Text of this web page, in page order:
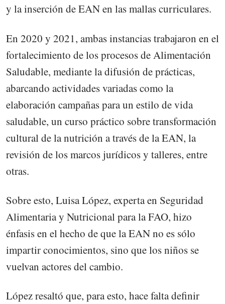
y la inserción de EAN en las mallas curriculares.
En 2020 y 2021, ambas instancias trabajaron en el
fortalecimiento de los procesos de Alimentación
Saludable, mediante la difusión de prácticas,
abarcando actividades variadas como la
elaboración campañas para un estilo de vida
saludable, un curso práctico sobre transformación
cultural de la nutrición a través de la EAN, la
revisión de los marcos jurídicos y talleres, entre
otras.
Sobre esto, Luisa López, experta en Seguridad
Alimentaria y Nutricional para la FAO, hizo
énfasis en el hecho de que la EAN no es sólo
impartir conocimientos, sino que los niños se
vuelvan actores del cambio.
López resaltó que, para esto, hace falta definir